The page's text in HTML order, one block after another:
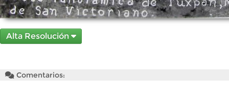
Alta Resolución
Comentarios: